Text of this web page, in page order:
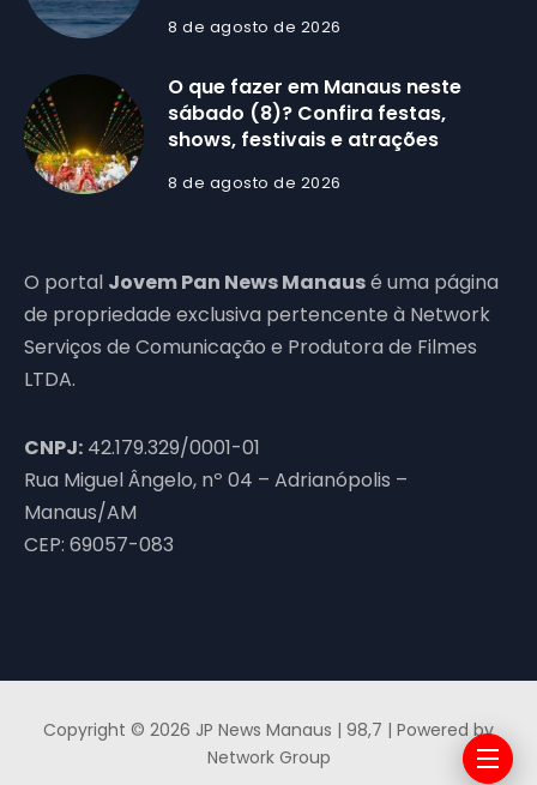
8 de agosto de 2026
O que fazer em Manaus neste
sábado (8)? Confira festas,
shows, festivais e atrações
8 de agosto de 2026
O portal Jovem Pan News Manausé uma página
de propriedade exclusiva pertencente à Network
Serviços de Comunicação e Produtora de Filmes
LTDA.
CNPJ: 42.179.329/0001-01
Rua Miguel Ângelo, nº 04 – Adrianópolis –
Manaus/AM
CEP: 69057-083
Copyright © 2026 JP News Manaus | 98,7 | Powered by
Network Group